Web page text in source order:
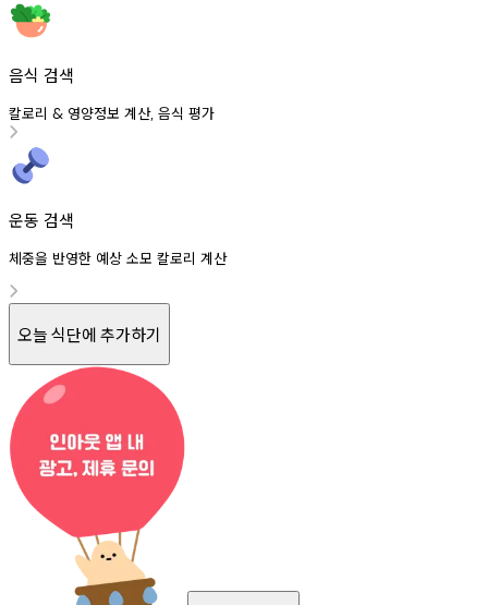
음식 검색
칼로리 & 영양정보 계산, 음식 평가
운동 검색
체중을 반영한 예상 소모 칼로리 계산
오늘 식단에 추가하기